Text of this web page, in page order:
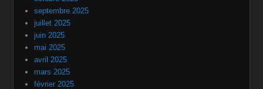
septembre 2025
juillet 2025
juin 2025
mai 2025
avril 2025
mars 2025
février 2025